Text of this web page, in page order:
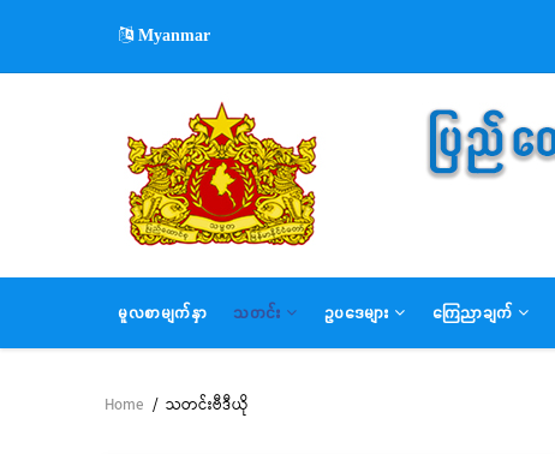
main
Myanmar
MAIN
NAVIGATION
မူလစာမျက်နှာ သတင်း ဥပဒေများ ကြေညာချက်
Breadcrumb
Home / သတင်းဗီဒီယို